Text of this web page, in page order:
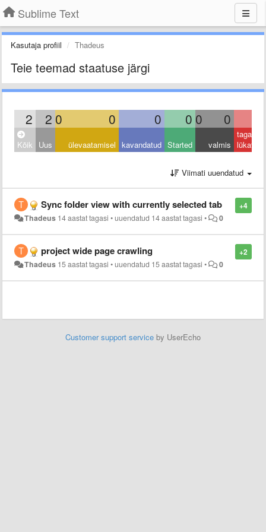
Sublime Text
Kasutaja profiil Thadeus
Teie teemad staatuse järgi
2 2 0 0 0 0 0 0
Kõik Uus ülevaatamisel kavandatud Started valmis
tagasi
lükatud
Viimati uuendatud
+4
Sync folder view with currently selected tab
Thadeus 14 aastat tagasi •uuendatud 14 aastat tagasi • 0
+2
project wide page crawling
Thadeus 15 aastat tagasi •uuendatud 15 aastat tagasi • 0
Customer support service by UserEcho